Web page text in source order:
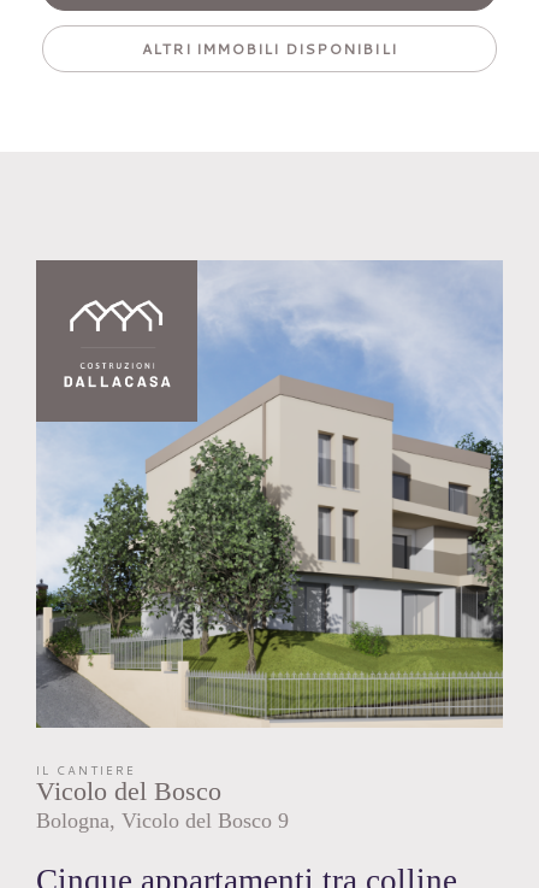
ALTRI IMMOBILI DISPONIBILI
IL CANTIERE
Vicolo del Bosco
Bologna Vicolo del Bosco 9